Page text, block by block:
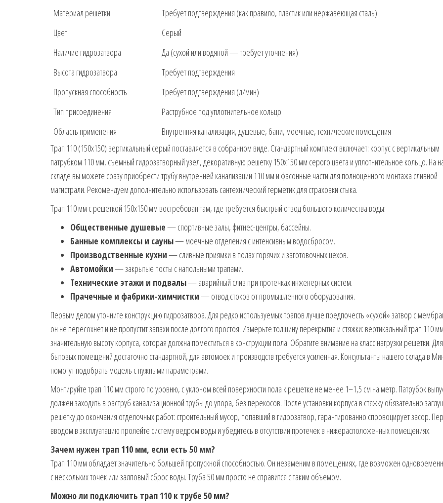
Материал решетки
Требует подтверждения (как правило, пластик или нержавеющая сталь)
Цвет
Серый
Наличие гидрозатвора
Да (сухой или водяной — требует уточнения)
Высота гидрозатвора
Требует подтверждения
Пропускная способность
Требует подтверждения (л/мин)
Тип присоединения
Раструбное под уплотнительное кольцо
Область применения
Внутренняя канализация, душевые, бани, моечные, технические помещения
Трап 110 (150х150) вертикальный серый поставляется в собранном виде. Стандартный комплект включает: корпус с вертикальным
патрубком 110 мм, съемный гидрозатворный узел, декоративную решетку 150х150 мм серого цвета и уплотнительное кольцо. На
складе вы можете сразу приобрести трубу внутренней канализации 110 мм и фасонные части для полноценного монтажа сливной
магистрали. Рекомендуем дополнительно использовать сантехнический герметик для страховки стыка.
Трап 110 мм с решеткой 150х150 мм востребован там, где требуется быстрый отвод большого количества воды:
Общественные душевые— спортивные залы, фитнес-центры, бассейны.
Банные комплексы и сауны— моечные отделения с интенсивным водосбросом.
Производственные кухни— сливные приямки в полах горячих и заготовочных цехов.
Автомойки— закрытые посты с напольными трапами.
Технические этажи и подвалы— аварийный слив при протечках инженерных систем.
Прачечные и фабрики-химчистки— отвод стоков от промышленного оборудования.
Первым делом уточните конструкцию гидрозатвора. Для редко используемых трапов лучше предпочесть «сухой» затвор с
он не пересохнет и не пропустит запахи после долгого простоя. Измерьте толщину перекрытия и стяжки: вертикальный трап 110
значительную высоту корпуса, которая должна поместиться в конструкции пола. Обратите внимание на класс нагрузки решетки. Для
бытовых помещений достаточно стандартной, для автомоек и производств требуется усиленная. Консультанты нашего склада в
помогут подобрать модель с нужными параметрами.
Монтируйте трап 110 мм строго по уровню, с уклоном всей поверхности пола к решетке не менее 1–1,5 см на метр. Патрубок
должен заходить в раструб канализационной трубы до упора, без перекосов. После установки корпуса в стяжку обязательно
решетку до окончания отделочных работ: строительный мусор, попавший в гидрозатвор, гарантированно спровоцирует засор.
вводом в эксплуатацию пролейте систему ведром воды и убедитесь в отсутствии протечек в нижерасположенных помещениях.
Зачем нужен трап 110 мм, если есть 50 мм?
Трап 110 мм обладает значительно большей пропускной способностью. Он незаменим в помещениях, где возможен
с нескольких точек или залповый сброс воды. Труба 50 мм просто не справится с таким объемом.
Можно ли подключить трап 110 к трубе 50 мм?